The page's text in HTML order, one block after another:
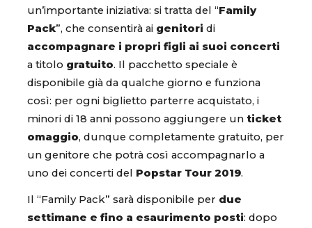
un’importante iniziativa: si tratta del “Family
Pack”, che consentirà ai genitori di
accompagnare i propri figli ai suoi concerti
a titolo gratuito. Il pacchetto speciale è
disponibile già da qualche giorno e funziona
così: per ogni biglietto parterre acquistato, i
minori di 18 anni possono aggiungere un ticket
omaggio, dunque completamente gratuito, per
un genitore che potrà così accompagnarlo a
uno dei concerti del Popstar Tour 2019.
Il “Family Pack” sarà disponibile per due
settimane e fino a esaurimento posti: dopo